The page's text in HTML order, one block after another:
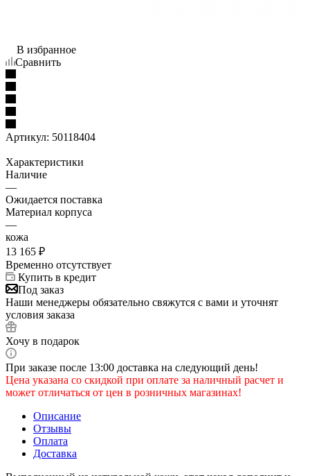
В избранное
Сравнить
Артикул: 50118404
Характеристики
Наличие
—
Ожидается поставка
Материал корпуса
—
кожа
13 165 ₽
Временно отсутствует
Купить в кредит
Под заказ
Наши менеджеры обязательно свяжутся с вами и уточнят
условия заказа
Хочу в подарок
При заказе после 13:00 доставка на следующий день!
Цена указана со скидкой при оплате за наличный расчет и
может отличаться от цен в розничных магазинах!
Описание
Отзывы
Оплата
Доставка